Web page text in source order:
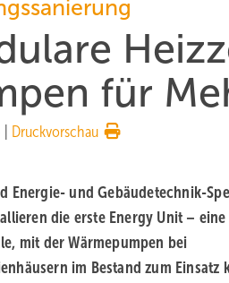
für
Druckvorschau
Energie- und Gebäudetechnik-
die erste Energy Unit –
mit der Wärmepumpen bei
im Bestand zum Einsatz